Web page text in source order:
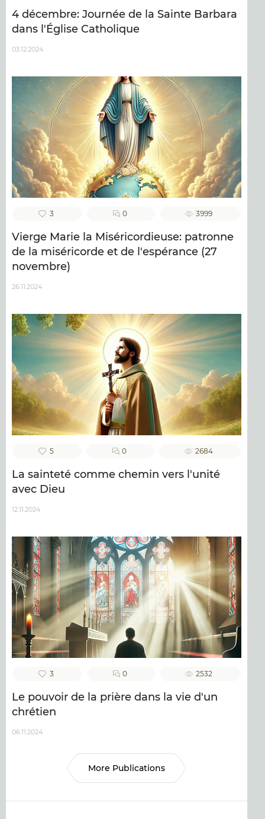
4 décembre: Journée de la Sainte Barbara
dans l'Église Catholique
03.12.2024
3 0 3999
Vierge Marie la Miséricordieuse: patronne
de la miséricorde et de l'espérance (27
novembre)
26.11.2024
5 0 2684
La sainteté comme chemin vers l'unité
avec Dieu
12.11.2024
3 0 2532
Le pouvoir de la prière dans la vie d'un
chrétien
06.11.2024
More Publications